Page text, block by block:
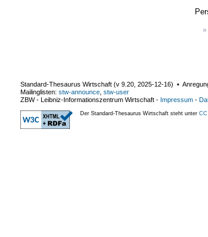
Standard-Thesaurus Wirtschaft (v 9.20 2025-12-16) ▪
Mailinglisten: stw-announce stw-user
ZBW - Leibniz-Informationszentrum Wirtschaft - Impressum -
Der Standard-Thesaurus Wirtschaft steht unter